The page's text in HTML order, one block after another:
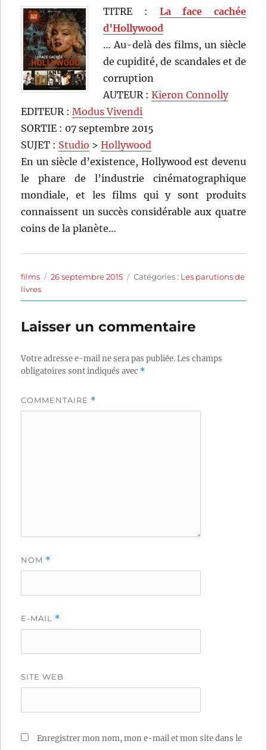
TITRE : La face cachée
d’Hollywood
… Au-delà des films, un siècle
de cupidité, de scandales et de
corruption
AUTEUR :Kieron Connolly
EDITEUR :Modus Vivendi
SORTIE : 07 septembre 2015
SUJET : Studio >Hollywood
En un siècle d’existence, Hollywood est devenu
le phare de l’industrie cinématographique
mondiale, et les films qui y sont produits
connaissent un succès considérable aux quatre
coins de la planète…
Auteur
films
Publié
26 septembre 2015 Catégories
Catégories : Les parutions de
livres
Laisser un commentaire
Votre adresse e-mail ne sera pas publiée.Les champs
obligatoires sont indiqués avec *
COMMENTAIRE *
NOM *
E-MAIL *
SITE WEB
Enregistrer mon nom, mon e-mail et mon site dans le